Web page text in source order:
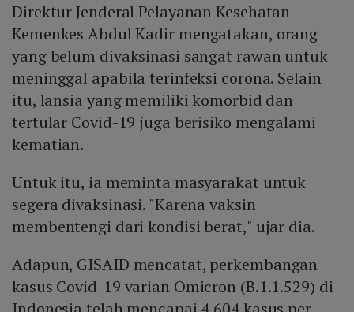
Direktur Jenderal Pelayanan Kesehatan
Kemenkes Abdul Kadir mengatakan, orang
yang belum divaksinasi sangat rawan untuk
meninggal apabila terinfeksi corona. Selain
itu, lansia yang memiliki komorbid dan
tertular Covid-19 juga berisiko mengalami
kematian.
Untuk itu, ia meminta masyarakat untuk
segera divaksinasi. "Karena vaksin
membentengi dari kondisi berat," ujar dia.
Adapun, GISAID mencatat, perkembangan
kasus Covid-19 varian Omicron (B.1.1.529) di